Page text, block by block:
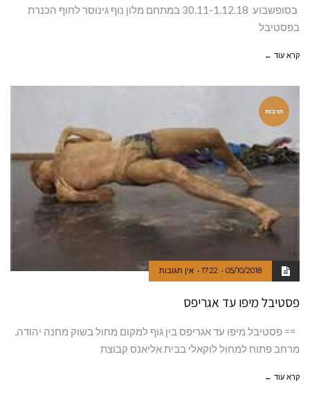
בסופשבוע 30.11-1.12.18 במתחם מלון נוף גינוסר לחוף הכנרת
בפסטיבל
קרא עוד ←
תרבות
05/10/2018
17:22 אין תגובות
פסטיבל מיפו עד אגריפס
== פסטיבל מיפו עד אגריפס בין גוף למקום מחול בשוק מחנה יהודה,
מרחב פתוח למחול לוקאלי בבית אליאנס קבוצת
קרא עוד ←